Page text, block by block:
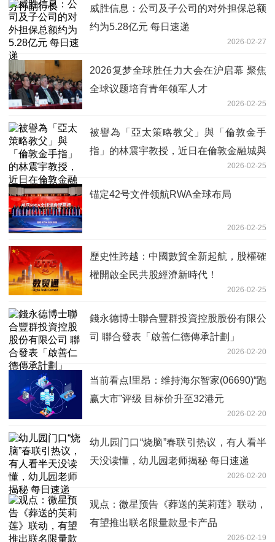
威胜信息：公司及子公司的对外担保总额
约为5.28亿元 每日速递
2026-02-27
2026复梦全球胜任力大会在沪启幕 聚焦
全球议题培育青年领军人才
2026-02-25
被譽為「亞太策略教父」與「倫敦金手
指」的林震宇教授，近日在倫敦金融城與
2026-02-25
锚定42号文件领航RWA全球布局
2026-02-25
歷史性跨越：中國數貿全新起航，股權確
權開啟全民共股經濟新時代！
2026-02-25
錢永德博士聯合豐群投資控股股份有限公
司 聯合發表「啟善仁德傳承計劃」
2026-02-20
当前看点!里昂：维持海尔智家(06690)“跑
赢大市”评级 目标价升至32港元
2026-02-20
幼儿园门口“烧脑”春联引热议，有人看半
天没读懂，幼儿园老师揭秘 每日速递
2026-02-20
观点：微星预告《葬送的芙莉莲》联动，
有望推出联名限量款显卡产品
2026-02-19